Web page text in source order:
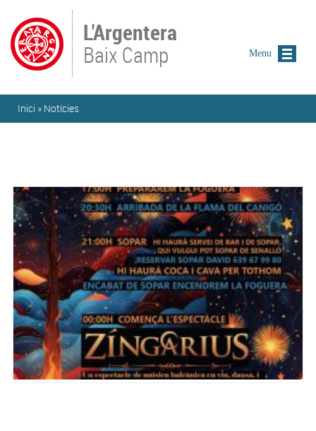
L'Argentera
Baix Camp
Esteu aquí
Inici » Notícies
Menu